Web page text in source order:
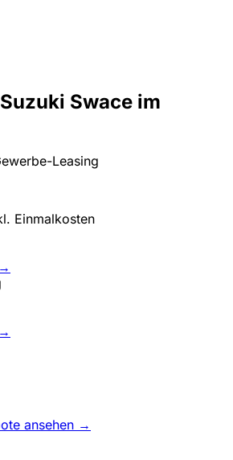
Swace im
Leasing
Einmalkosten
ansehen →